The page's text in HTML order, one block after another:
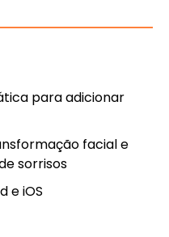
para adicionar
facial e
sorrisos
e iOS